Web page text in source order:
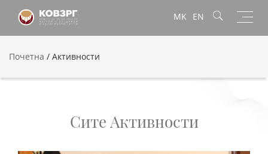
MK EN
Почетна / Активности
Сите Активности